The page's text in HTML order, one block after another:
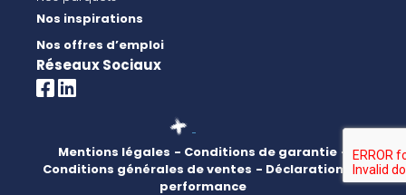
Nos inspirations
Nos offres d’emploi
Réseaux Sociaux
Mentions légales - Conditions de garantie -
Conditions générales de ventes - Déclaration de
performance